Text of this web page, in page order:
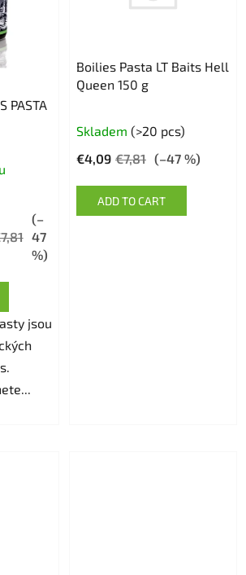
PASTA
(–
47
%)
jsou
Boilies Pasta LT Baits Hell
Queen 150 g
Skladem (>20 pcs)
€4,09 €7,81 (–47 %)
ADD TO CART